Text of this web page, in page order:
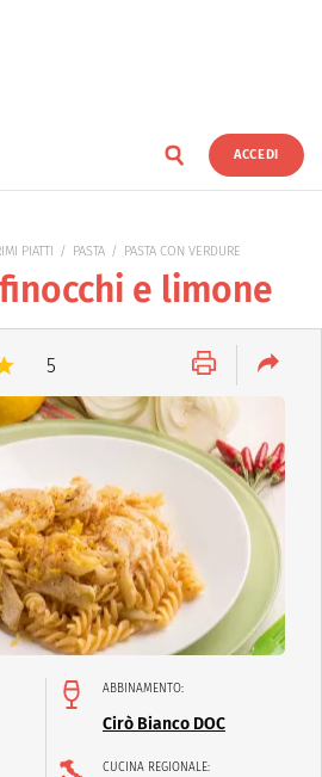
ACCEDI
PIATTI PASTA PASTA CON VERDURE
e limone
5
ABBINAMENTO:
Cirò Bianco DOC
CUCINA REGIONALE: